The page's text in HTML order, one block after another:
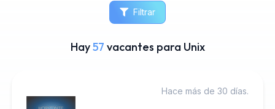
Filtrar
Hay57 vacantes para Unix
Hace más de 30 días.